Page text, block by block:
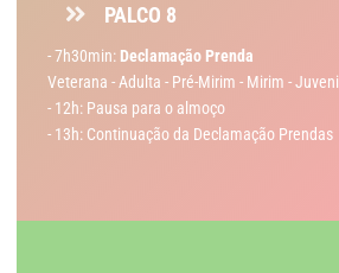
PALCO 8
- 7h30min: Declamação Prenda
Veterana - Adulta - Pré-Mirim - Mirim - Juvenil
- 12h: Pausa para o almoço
- 13h: Continuação da Declamação Prendas